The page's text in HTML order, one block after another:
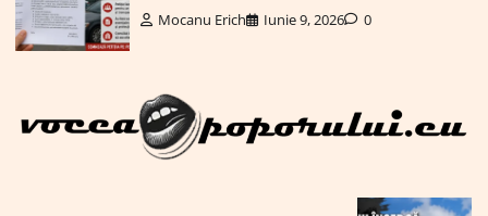
Mocanu Erich Iunie 9, 2026 0